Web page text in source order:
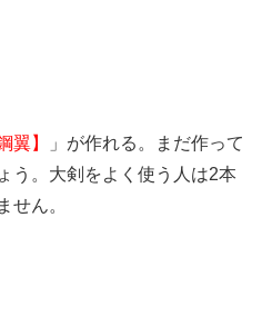
翼】
」が作れる。まだ作って
う。大剣をよく使う人は2本
せん。